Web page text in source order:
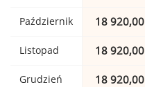
Październik 18 920,00
Listopad 18 920,00
Grudzień 18 920,00